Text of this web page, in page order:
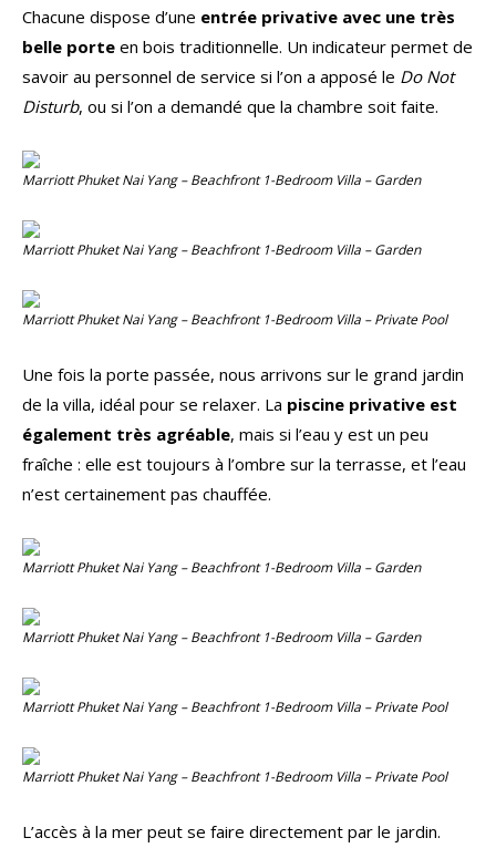
Chacune dispose d’une entrée privative avec une très
belle porte en bois traditionnelle. Un indicateur permet de
savoir au personnel de service si l’on a apposé le Do Not
Disturb, ou si l’on a demandé que la chambre soit faite.
Marriott Phuket Nai Yang – Beachfront 1-Bedroom Villa – Garden
Marriott Phuket Nai Yang – Beachfront 1-Bedroom Villa – Garden
Marriott Phuket Nai Yang – Beachfront 1-Bedroom Villa – Private Pool
Une fois la porte passée, nous arrivons sur le grand jardin
de la villa, idéal pour se relaxer. La piscine privative est
également très agréable, mais si l’eau y est un peu
fraîche : elle est toujours à l’ombre sur la terrasse, et l’eau
n’est certainement pas chauffée.
Marriott Phuket Nai Yang – Beachfront 1-Bedroom Villa – Garden
Marriott Phuket Nai Yang – Beachfront 1-Bedroom Villa – Garden
Marriott Phuket Nai Yang – Beachfront 1-Bedroom Villa – Private Pool
Marriott Phuket Nai Yang – Beachfront 1-Bedroom Villa – Private Pool
L’accès à la mer peut se faire directement par le jardin.